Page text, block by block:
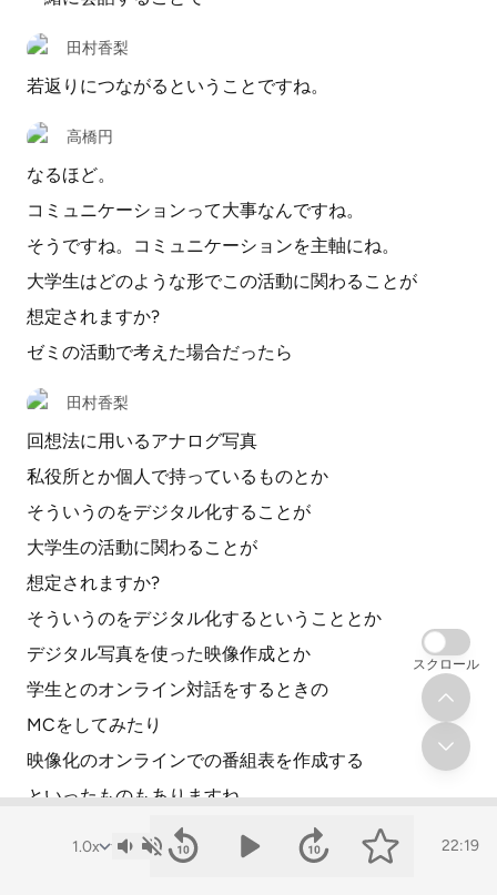
田村香梨
若返りにつながるということですね。
高橋円
なるほど。
コミュニケーションって大事なんですね。
そうですね。コミュニケーションを主軸にね。
大学生はどのような形でこの活動に関わることが
想定されますか?
ゼミの活動で考えた場合だったら
田村香梨
回想法に用いるアナログ写真
私役所とか個人で持っているものとか
そういうのをデジタル化することが
大学生の活動に関わることが
想定されますか?
そういうのをデジタル化するということとか
デジタル写真を使った映像作成とか
学生とのオンライン対話をするときの
MCをしてみたり
映像化のオンラインでの番組表を作成する
といったものもありますね。
こういう学校で学んだことの
技術を活かす場になってくれるのも
22:19
スクロール